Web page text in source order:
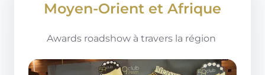
Moyen-Orient et Afrique
Awards roadshow à travers la région